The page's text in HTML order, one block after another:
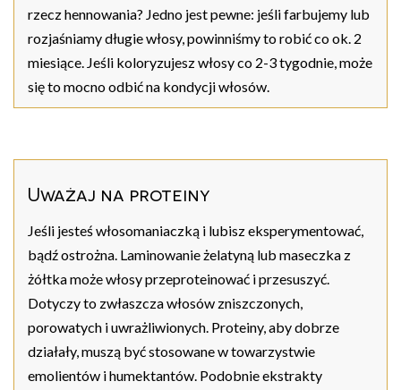
rzecz hennowania? Jedno jest pewne: jeśli farbujemy lub
rozjaśniamy długie włosy, powinniśmy to robić co ok. 2
miesiące. Jeśli koloryzujesz włosy co 2-3 tygodnie, może
się to mocno odbić na kondycji włosów.
Uważaj na proteiny
Jeśli jesteś włosomaniaczką i lubisz eksperymentować,
bądź ostrożna. Laminowanie żelatyną lub maseczka z
żółtka może włosy przeproteinować i przesuszyć.
Dotyczy to zwłaszcza włosów zniszczonych,
porowatych i uwrażliwionych. Proteiny, aby dobrze
działały, muszą być stosowane w towarzystwie
emolientów i humektantów. Podobnie ekstrakty